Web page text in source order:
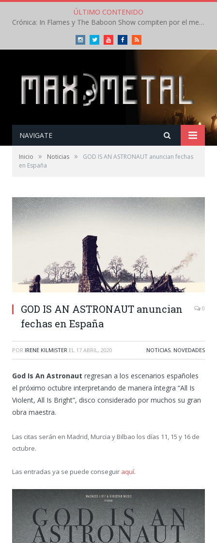
ÚLTIMO CONTENIDO
Crónica: In Flames y The Baboon Show compiten por el mejor concierto del día en el Leyendas del Rock – Viernes – Agosto 2026
InstagramTwitterYoutubeFacebookRSS
NAVIGATE
Inicio » Noticias »
GOD IS AN ASTRONAUT anuncian fechas
en España
GOD IS AN ASTRONAUT anuncian
fechas en España
0
POR IRENE KILMISTER EL 17 ABRIL, 2020 NOTICIAS, NOVEDADES
God Is An Astronaut regresan a los escenarios españoles
el próximo octubre interpretando de manera íntegra “All Is
Violent, All Is Bright”, disco considerado por muchos su gran
obra maestra.
Las citas serán en Madrid, Murcia y Bilbao los días 11, 15 y 16 de
octubre.
Las entradas ya se puede conseguir aquí.